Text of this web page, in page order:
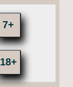
7+
18+